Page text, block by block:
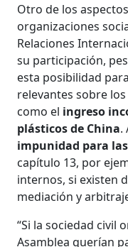
Otro de los
organizaciones
Relaciones
su participación,
esta posibilidad
relevantes sobre
como el ingreso
plásticos de China.
impunidad para
capítulo 13, por
internos, si existen
mediación y
“Si la sociedad civil
Asamblea querían